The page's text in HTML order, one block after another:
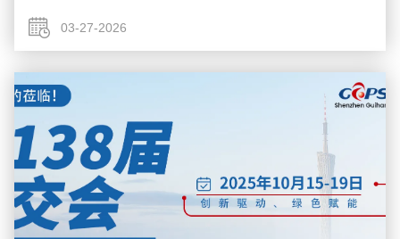
ComplexAls innovativer Marktführer ...
03-27-2026